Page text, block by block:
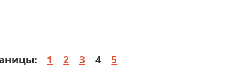
1 2 3 4 5